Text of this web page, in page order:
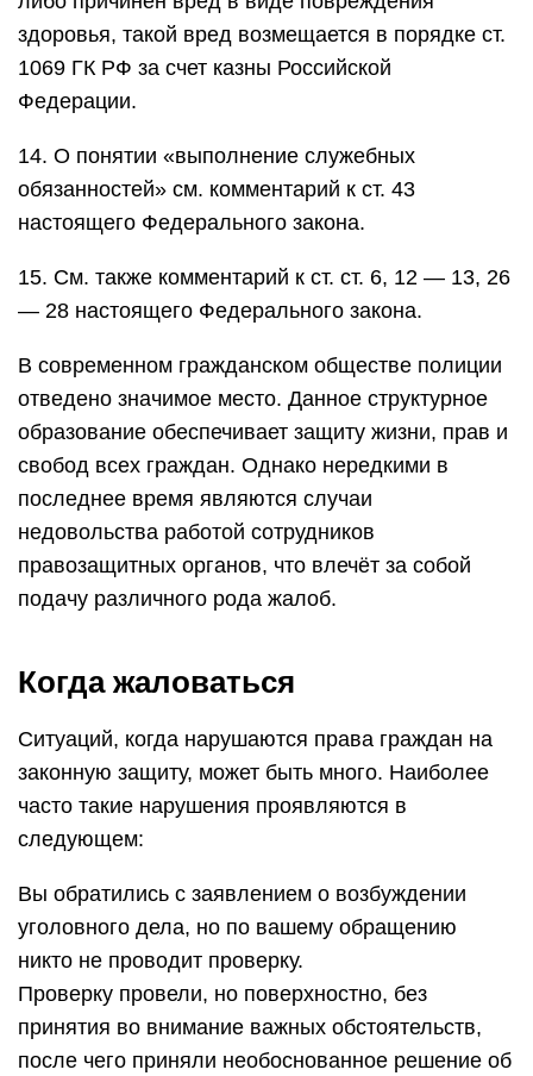
здоровья, такой вред возмещается в порядке ст.
1069 ГК РФ за счет казны Российской
Федерации.
14. О понятии «выполнение служебных
обязанностей» см. комментарий к ст. 43
настоящего Федерального закона.
15. См. также комментарий к ст. ст. 6, 12 — 13, 26
— 28 настоящего Федерального закона.
В современном гражданском обществе полиции
отведено значимое место. Данное структурное
образование обеспечивает защиту жизни, прав и
свобод всех граждан. Однако нередкими в
последнее время являются случаи
недовольства работой сотрудников
правозащитных органов, что влечёт за собой
подачу различного рода жалоб.
Когда жаловаться
Ситуаций, когда нарушаются права граждан на
законную защиту, может быть много. Наиболее
часто такие нарушения проявляются в
следующем:
Вы обратились с заявлением о возбуждении
уголовного дела, но по вашему обращению
никто не проводит проверку.
Проверку провели, но поверхностно, без
принятия во внимание важных обстоятельств,
после чего приняли необоснованное решение об